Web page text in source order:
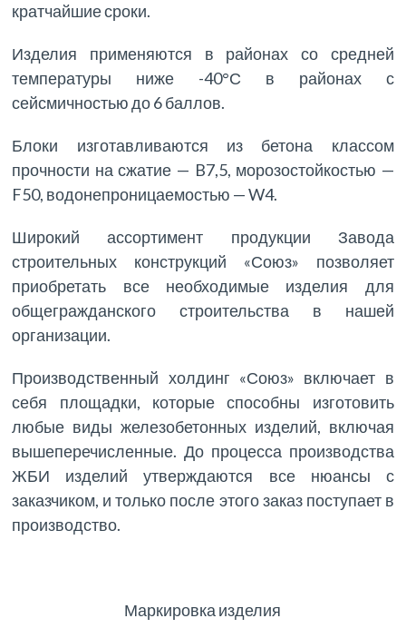
кратчайшие сроки.
Изделия применяются в районах со средней
температуры ниже -40°С в районах с
сейсмичностью до 6 баллов.
Блоки изготавливаются из бетона классом
прочности на сжатие — B7,5, морозостойкостью —
F50, водонепроницаемостью — W4.
Широкий ассортимент продукции Завода
строительных конструкций «Союз» позволяет
приобретать все необходимые изделия для
общегражданского строительства в нашей
организации.
Производственный холдинг «Союз» включает в
себя площадки, которые способны изготовить
любые виды железобетонных изделий, включая
вышеперечисленные. До процесса производства
ЖБИ изделий утверждаются все нюансы с
заказчиком, и только после этого заказ поступает в
производство.
Маркировка изделия